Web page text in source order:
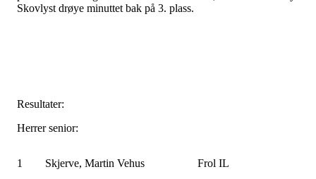
Skovlyst drøye minuttet bak på 3. plass.
Resultater:
Herrer senior:
1 Skjerve, Martin Vehus Frol IL